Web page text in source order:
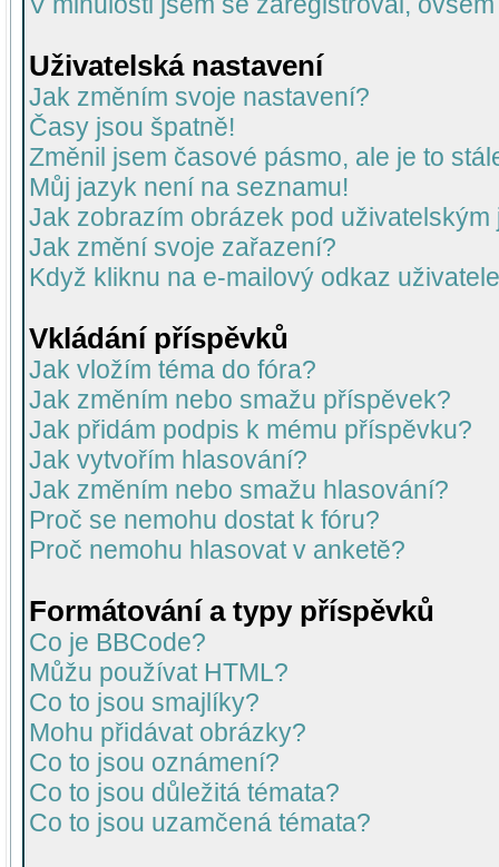
Uživatelská nastavení
Jak změním svoje nastavení?
Časy jsou špatně!
Změnil jsem časové pásmo, ale je to
Můj jazyk není na seznamu!
Jak zobrazím obrázek pod uživatelským
Jak změní svoje zařazení?
Když kliknu na e-mailový odkaz
Vkládání příspěvků
Jak vložím téma do fóra?
Jak změním nebo smažu příspěvek?
Jak přidám podpis k mému příspěvku?
Jak vytvořím hlasování?
Jak změním nebo smažu hlasování?
Proč se nemohu dostat k fóru?
Proč nemohu hlasovat v anketě?
Formátování a typy příspěvků
Co je BBCode?
Můžu používat HTML?
Co to jsou smajlíky?
Mohu přidávat obrázky?
Co to jsou oznámení?
Co to jsou důležitá témata?
Co to jsou uzamčená témata?